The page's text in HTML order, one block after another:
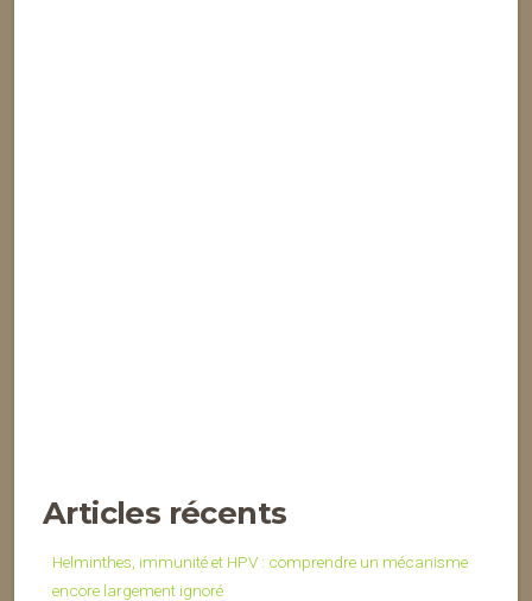
Articles récents
Helminthes, immunité et HPV : comprendre un mécanisme
encore largement ignoré